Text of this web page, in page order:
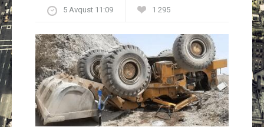
5 Avqust 11:09 1 295